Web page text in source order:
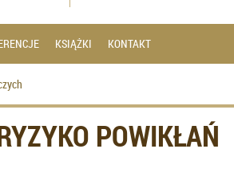
KSIĄŻKI KONTAKT
POWIKŁAŃ